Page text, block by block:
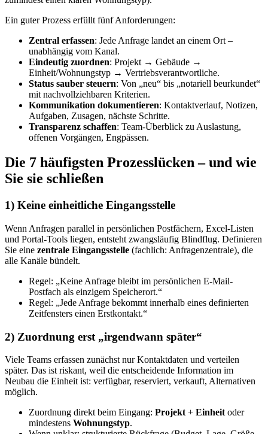
Ein guter Prozess erfüllt fünf Anforderungen:
Zentral erfassen: Jede Anfrage landet an einem Ort –
unabhängig vom Kanal.
Eindeutig zuordnen: Projekt → Gebäude →
Einheit/Wohnungstyp → Vertriebsverantwortliche.
Status sauber steuern: Von „neu“ bis „notariell beurkundet“
mit nachvollziehbaren Kriterien.
Kommunikation dokumentieren: Kontaktverlauf, Notizen,
Aufgaben, Zusagen, nächste Schritte.
Transparenz schaffen: Team-Überblick zu Auslastung,
offenen Vorgängen, Engpässen.
Die 7 häufigsten Prozesslücken – und wie
Sie sie schließen
1) Keine einheitliche Eingangsstelle
Wenn Anfragen parallel in persönlichen Postfächern, Excel-Listen
und Portal-Tools liegen, entsteht zwangsläufig Blindflug. Definieren
Sie eine zentrale Eingangsstelle (fachlich: Anfragenzentrale), die
alle Kanäle bündelt.
Regel: „Keine Anfrage bleibt im persönlichen E-Mail-
Postfach als einzigem Speicherort.“
Regel: „Jede Anfrage bekommt innerhalb eines definierten
Zeitfensters einen Erstkontakt.“
2) Zuordnung erst „irgendwann später“
Viele Teams erfassen zunächst nur Kontaktdaten und verteilen
später. Das ist riskant, weil die entscheidende Information im
Neubau die Einheit ist: verfügbar, reserviert, verkauft, Alternativen
möglich.
Zuordnung direkt beim Eingang: Projekt+ Einheitoder
mindestens Wohnungstyp.